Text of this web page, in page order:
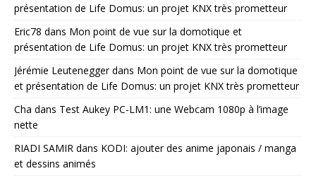
présentation de Life Domus: un projet KNX très prometteur
Eric78 dans Mon point de vue sur la domotique et
présentation de Life Domus: un projet KNX très prometteur
Jérémie Leuteneggerdans Mon point de vue sur la domotique
et présentation de Life Domus: un projet KNX très prometteur
Cha dans Test Aukey PC-LM1: une Webcam 1080p à l’image
nette
RIADI SAMIR dans KODI: ajouter des anime japonais / manga
et dessins animés